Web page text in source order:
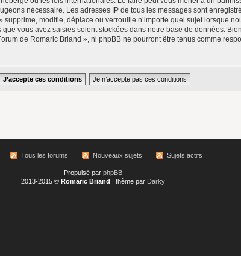
nécessaire. Les adresses IP de tous les messages sont
modifie, déplace ou verrouille n’importe quel sujet lorsque
vous avez saisies soient stockées dans notre base de données.
de Romaric Briand », ni phpBB ne pourront être tenus comme
Tous les forums Nouveaux sujets Sujets actifs
Propulsé par phpBB
2013-2015 © Romaric Briand | thème par Darky